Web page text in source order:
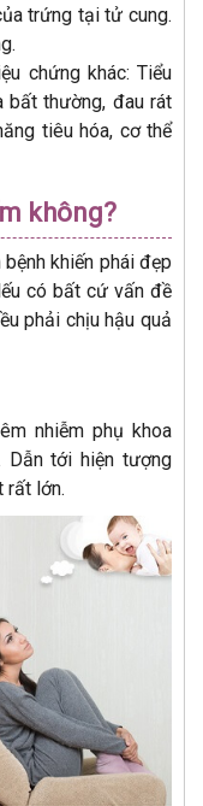
trứng tại tử cung.
chứng khác: Tiểu
bất thường, đau rát
tiêu hóa, cơ thể
không?
khiến phái đẹp
có bất cứ vấn đề
phải chịu hậu quả
nhiễm phụ khoa
Dẫn tới hiện tượng
rất lớn.